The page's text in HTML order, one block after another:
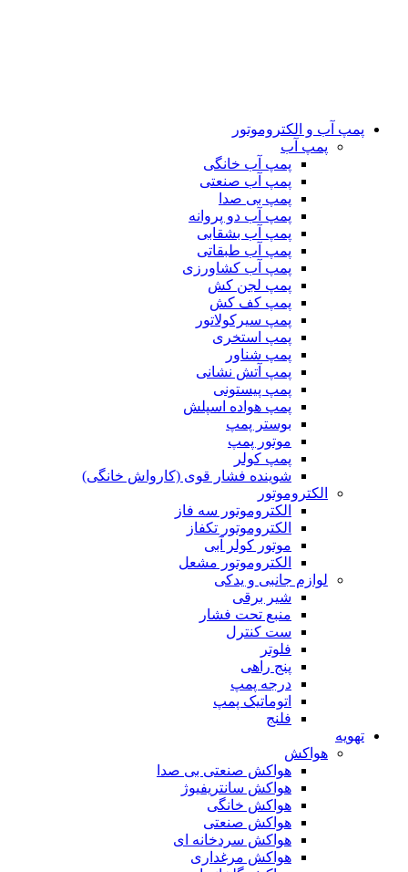
پمپ آب و الکتروموتور
پمپ آب
پمپ آب خانگی
پمپ آب صنعتی
پمپ بی صدا
پمپ آب دو پروانه
پمپ آب بشقابی
پمپ آب طبقاتی
پمپ آب کشاورزی
پمپ لجن کش
پمپ کف کش
پمپ سیرکولاتور
پمپ استخری
پمپ شناور
پمپ آتش نشانی
پمپ پیستونی
پمپ هواده اسپلش
بوستر پمپ
موتور پمپ
پمپ کولر
شوینده فشار قوی (کارواش خانگی)
الکتروموتور
الکتروموتور سه فاز
الکتروموتور تکفاز
موتور کولر آبی
الکتروموتور مشعل
لوازم جانبی و یدکی
شیر برقی
منبع تحت فشار
ست کنترل
فلوتر
پنج راهی
درجه پمپ
اتوماتیک پمپ
فلنج
تهویه
هواکش
هواکش صنعتی بی صدا
هواکش سانتریفیوژ
هواکش خانگی
هواکش صنعتی
هواکش سردخانه ای
هواکش مرغداری